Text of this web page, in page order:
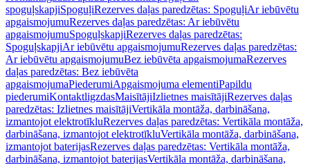
spoguļskapjiSpoguļiRezerves daļas paredzētas: SpoguļiAr iebūvētu
apgaismojumuRezerves daļas paredzētas: Ar iebūvētu
apgaismojumuSpoguļskapjiRezerves daļas paredzētas:
SpoguļskapjiAr iebūvētu apgaismojumuRezerves daļas paredzētas:
Ar iebūvētu apgaismojumuBez iebūvēta apgaismojumaRezerves
daļas paredzētas: Bez iebūvēta
apgaismojumaPiederumiApgaismojuma elementiPapildu
piederumiKontaktligzdasMaisītājiIzlietnes maisītājiRezerves daļas
paredzētas: Izlietnes maisītājiVertikāla montāža, darbināšana,
izmantojot elektrotīkluRezerves daļas paredzētas: Vertikāla montāža,
darbināšana, izmantojot elektrotīkluVertikāla montāža, darbināšana,
izmantojot baterijasRezerves daļas paredzētas: Vertikāla montāža,
darbināšana, izmantojot baterijasVertikāla montāža, darbināšana,